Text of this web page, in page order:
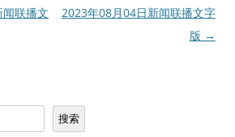
联播文
2023年08月04日新闻联播文字
版 →
搜索